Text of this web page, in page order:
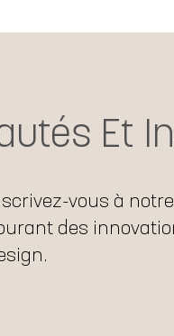
Et
vous à
des